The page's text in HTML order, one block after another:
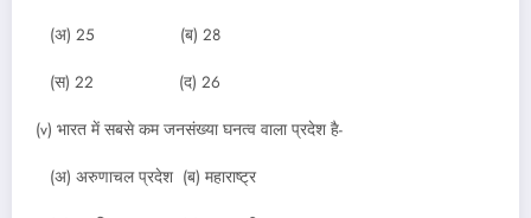
(अ) 25 (ब) 28
(स) 22 (द) 26
(v) भारत में सबसे कम जनसंख्या घनत्व वाला प्रदेश है-
(अ) अरुणाचल प्रदेश (ब) महाराष्ट्र